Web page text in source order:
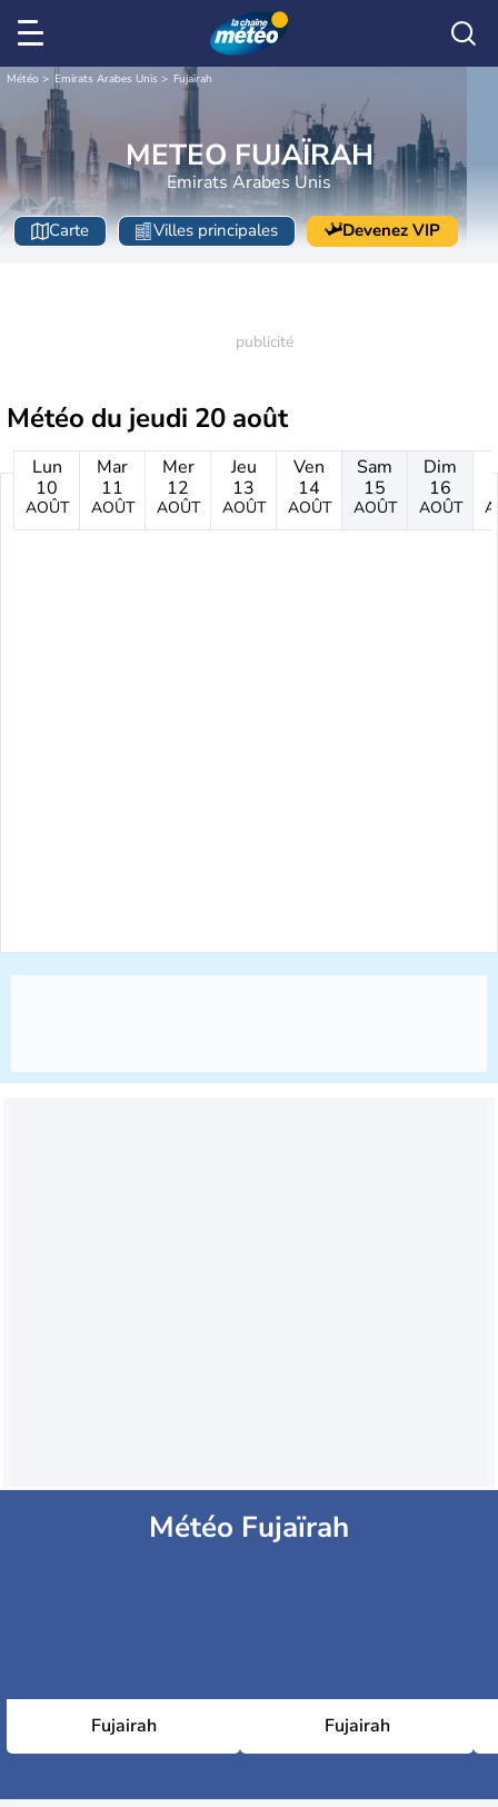
Météo Emirats Arabes Unis Fujaïrah
METEO FUJAÏRAH
Emirats Arabes Unis
Carte Villes principales Devenez VIP
Météo du jeudi 20 août
Lun
10
AOÛT
Mar
11
AOÛT
Mer
12
AOÛT
Jeu
13
AOÛT
Ven
14
AOÛT
Sam
15
AOÛT
Dim
16
AOÛT
Météo Fujaïrah
Fujairah Fujairah